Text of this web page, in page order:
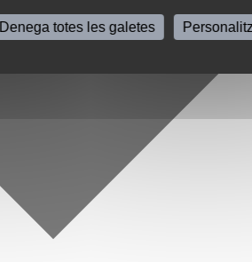
Denega totes les galetes